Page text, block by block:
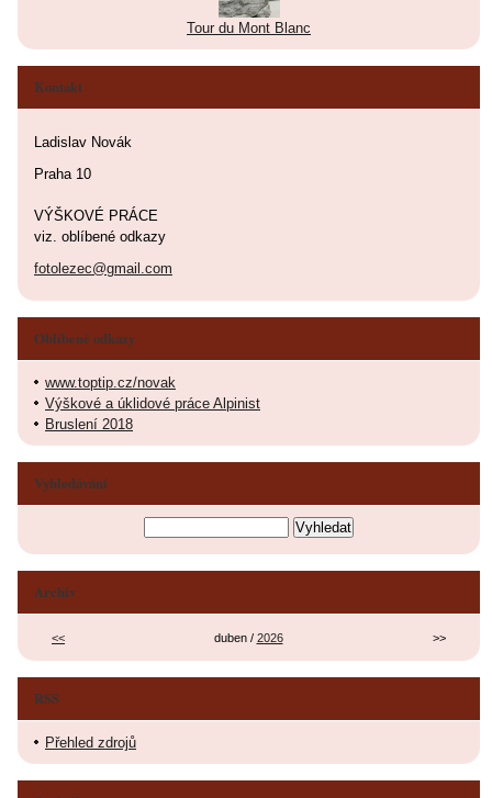
Tour du Mont Blanc
Kontakt
Ladislav Novák
Praha 10
VÝŠKOVÉ PRÁCE
viz. oblíbené odkazy
fotolezec@gmail.com
Oblíbené odkazy
www.toptip.cz/novak
Výškové a úklidové práce Alpinist
Bruslení 2018
Vyhledávání
Archiv
<< duben / 2026 >>
RSS
Přehled zdrojů